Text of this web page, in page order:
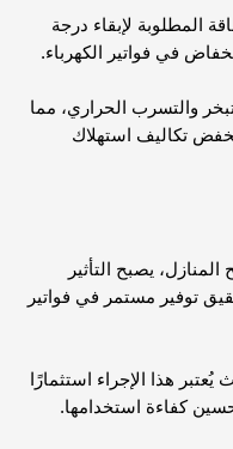
المطلوبة لإبقاء درجة
في فواتير الكهرباء.
والتسرب الحراري، مما
تكاليف استهلاك
يصبح التأثير
توفير مستمر في فواتير
هذا الإجراء استثمارًا
كفاءة استخدامها.